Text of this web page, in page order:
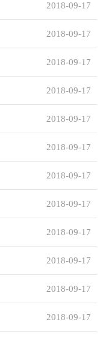
2018-09-17
2018-09-17
2018-09-17
2018-09-17
2018-09-17
2018-09-17
2018-09-17
2018-09-17
2018-09-17
2018-09-17
2018-09-17
2018-09-17